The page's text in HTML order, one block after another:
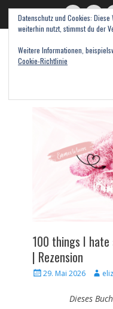
TwitterE-
Mail
read
100 things I hate
| Rezension
Veröffentlicht
29. Mai 2026 Autor
Dieses
Datenschutz und Cookies:
weiterhin nutzt, stimmst du der
Weitere Informationen,
Cookie-Richtlinie